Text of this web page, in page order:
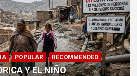
POPULAR RECOMMENDED
Y EL NIÑO